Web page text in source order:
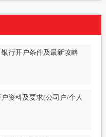
银行开户条件及最新攻略
资料及要求(公司户/个人